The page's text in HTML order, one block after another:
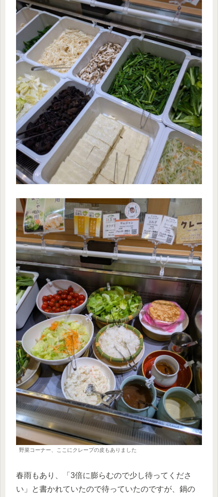
野菜コーナー、ここにクレープの皮もありました
春雨もあり、「3倍に膨らむので少し待ってくださ
い」と書かれていたので待っていたのですが、鍋の